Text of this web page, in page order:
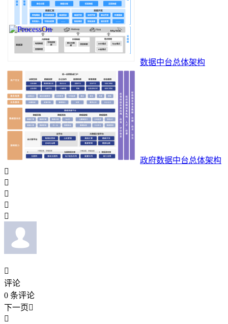
数据中台总体架构
政府数据中台总体架构






评论
0 条评论
下一页
